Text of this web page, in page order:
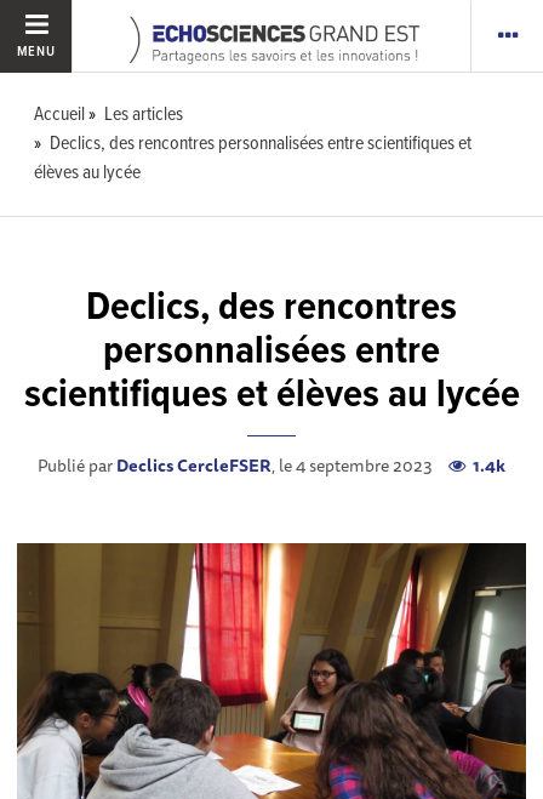
MENU
Accueil
Les articles
Declics, des rencontres personnalisées entre scientifiques et
élèves au lycée
Declics, des rencontres
personnalisées entre
scientifiques et élèves au lycée
Publié parDeclics CercleFSER, le 4 septembre 2023 1.4k